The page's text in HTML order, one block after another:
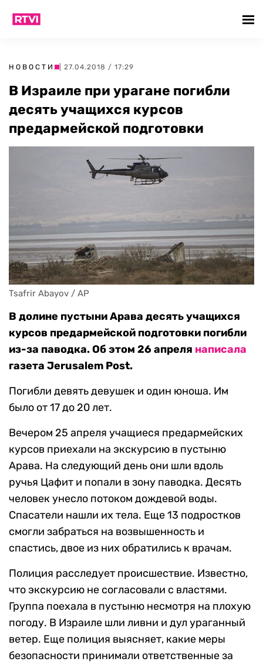
НОВОСТИ | 27.04.2018 / 17:29
В Израиле при урагане погибли
десять учащихся курсов
предармейской подготовки
Tsafrir Abayov / AP
В долине пустыни Арава десять учащихся
курсов предармейской подготовки погибли
из-за паводка. Об этом 26 апреля написала
газета Jerusalem Post.
Погибли девять девушек и один юноша. Им
было от 17 до 20 лет.
Вечером 25 апреля учащиеся предармейских
курсов приехали на экскурсию в пустыню
Арава. На следующий день они шли вдоль
ручья Цафит и попали в зону паводка. Десять
человек унесло потоком дождевой воды.
Спасатели нашли их тела. Еще 13 подростков
смогли забраться на возвышенность и
спастись, двое из них обратились к врачам.
Полиция расследует происшествие. Известно,
что экскурсию не согласовали с властями.
Группа поехала в пустыню несмотря на плохую
погоду. В Израиле шли ливни и дул ураганный
ветер. Еще полиция выясняет, какие меры
безопасности принимали ответственные за